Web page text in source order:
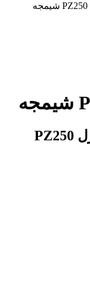
مشخصات فنی پمپ داخل منزل PZ250